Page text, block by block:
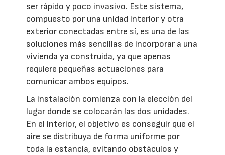
ser rápido y poco invasivo. Este sistema,
compuesto por una unidad interior y otra
exterior conectadas entre sí, es una de las
soluciones más sencillas de incorporar a una
vivienda ya construida, ya que apenas
requiere pequeñas actuaciones para
comunicar ambos equipos.
La instalación comienza con la elección del
lugar donde se colocarán las dos unidades.
En el interior, el objetivo es conseguir que el
aire se distribuya de forma uniforme por
toda la estancia, evitando obstáculos y